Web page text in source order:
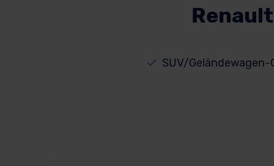
SUV/